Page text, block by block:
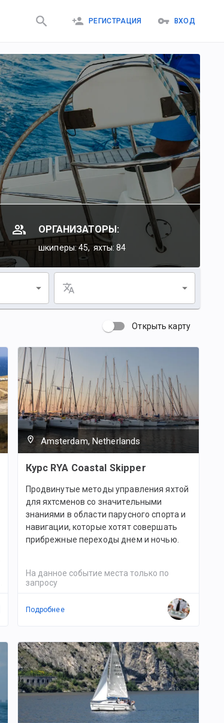
РЕГИСТРАЦИЯ ВХОД
ОРГАНИЗАТОРЫ:
шкиперы: 45, яхты: 84
Открыть карту
Amsterdam, Netherlands
Курс RYA Coastal Skipper
Продвинутые методы управления яхтой
для яхтсменов со значительными
знаниями в области парусного спорта и
навигации, которые хотят совершать
прибрежные переходы днем и ночью.
На данное событие места только по
запросу
Подробнее